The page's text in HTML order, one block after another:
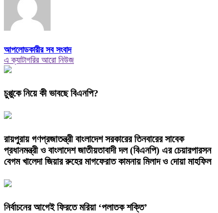
আপলোডকারীর সব সংবাদ
এ ক্যাটাগরির আরো নিউজ
চুপ্পুকে নিয়ে কী ভাবছে বিএনপি?
রায়পুরায় গণপ্রজাতন্ত্রী বাংলাদেশ সরকারের তিনবারের সাবেক
প্রধানমন্ত্রী ও বাংলাদেশ জাতীয়তাবাদী দল (বিএনপি) এর চেয়ারপারসন
বেগম খালেদা জিয়ার রুহের মাগফেরাত কামনায় মিলাদ ও দোয়া মাহফিল
নির্বাচনের আগেই ফিরতে মরিয়া ‘পলাতক শক্তি’